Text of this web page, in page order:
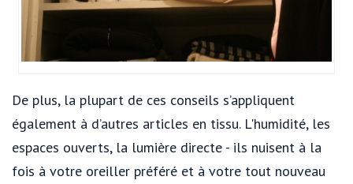
De plus, la plupart de ces conseils s’appliquent
également à d’autres articles en tissu. L'humidité, les
espaces ouverts, la lumière directe - ils nuisent à la
fois à votre oreiller préféré et à votre tout nouveau